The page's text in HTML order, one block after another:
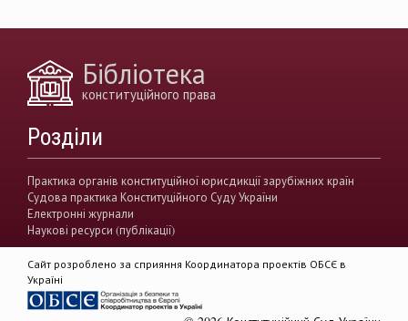
генофонд держава
конситуційне право
Вища кваліфікаційна комісії суддів
Вищий антикорупційний суд України
верховенство права
гендерна рівність звуження прав
демократія
Бібліотека
конституційного права
Розділи
Практика органів конституційної юрисдикції зарубіжних країн
Судова практика Конституційного Суду України
Електронні журнали
Наукові ресурси (публікації)
Сайт розроблено за сприяння Координатора проектів ОБСЄ в
Україні